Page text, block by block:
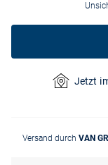
Jetzt
Versand durch VAN